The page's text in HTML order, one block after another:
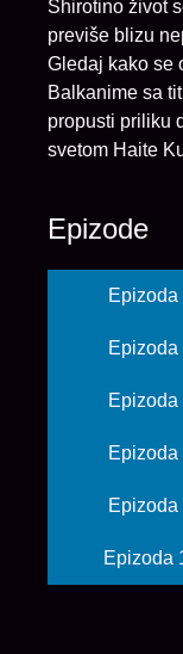
Shirotino život
previše blizu
Gledaj kako se
Balkanime sa
propusti priliku
svetom Haite
Epizode
Epizoda
Epizoda
Epizoda
Epizoda
Epizoda
Epizoda